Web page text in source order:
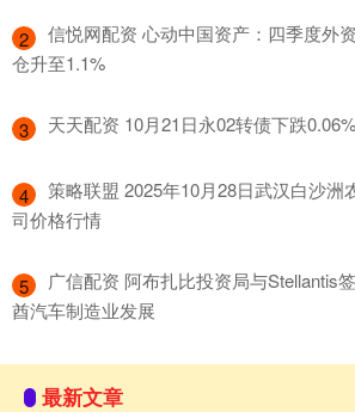
2
信悦网配资 心动中国资产：四季度外
仓升至1.1%
3 天天配资 10月21日永02转债下跌
4
策略联盟 2025年10月28日武汉白沙洲
司价格行情
5
广信配资 阿布扎比投资局与Stellantis
酋汽车制造业发展
最新文章